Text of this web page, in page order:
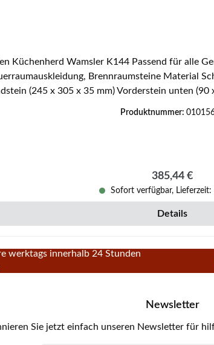
(245 x 305 x 35 mm) Vorderstein unten
Produktnummer:
Regulärer
385,44 €
Sofort verfügbar, Lieferzeit:
Details
werktags innerhalb 24 Stunden
Newsletter
Sie jetzt einfach unseren Newsletter für